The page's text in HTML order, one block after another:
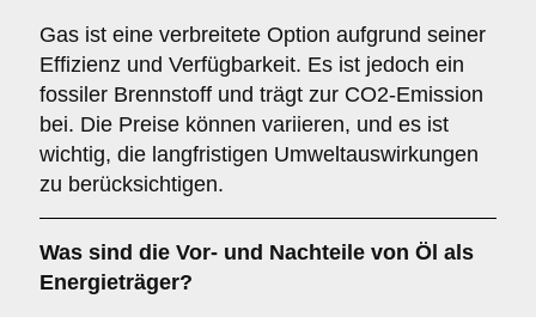
Gas ist eine verbreitete Option aufgrund seiner
Effizienz und Verfügbarkeit. Es ist jedoch ein
fossiler Brennstoff und trägt zur CO2-Emission
bei. Die Preise können variieren, und es ist
wichtig, die langfristigen Umweltauswirkungen
zu berücksichtigen.
Was sind die Vor- und Nachteile von Öl als
Energieträger?